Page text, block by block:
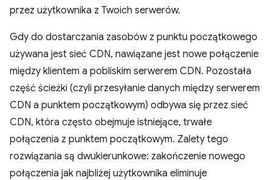
przez użytkownika z Twoich serwerów.
Gdy do dostarczania zasobów z punktu początkowego
używana jest sieć CDN, nawiązane jest nowe połączenie
między klientem a pobliskim serwerem CDN. Pozostała
część ścieżki (czyli przesyłanie danych między serwerem
CDN a punktem początkowym) odbywa się przez sieć
CDN, która często obejmuje istniejące, trwałe
połączenia z punktem początkowym. Zalety tego
rozwiązania są dwukierunkowe: zakończenie nowego
połączenia jak najbliżej użytkownika eliminuje